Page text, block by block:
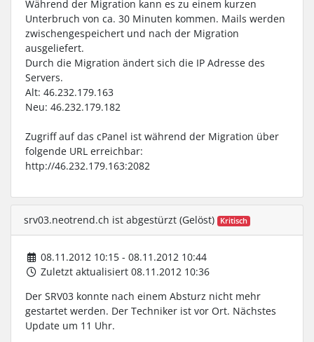
Während der Migration kann es zu einem kurzen
Unterbruch von ca. 30 Minuten kommen. Mails werden
zwischengespeichert und nach der Migration
ausgeliefert.
Durch die Migration ändert sich die IP Adresse des
Servers.
Alt: 46.232.179.163
Neu: 46.232.179.182
Zugriff auf das cPanel ist während der Migration über
folgende URL erreichbar:
http://46.232.179.163:2082
srv03.neotrend.ch ist abgestürzt (Gelöst) Kritisch
08.11.2012 10:15 - 08.11.2012 10:44
Zuletzt aktualisiert 08.11.2012 10:36
Der SRV03 konnte nach einem Absturz nicht mehr
gestartet werden. Der Techniker ist vor Ort. Nächstes
Update um 11 Uhr.